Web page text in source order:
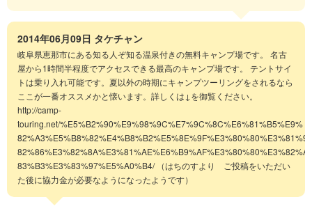
2014年06月09日 タケチャン
岐阜県恵那市にある知る人ぞ知る温泉付きの無料キャンプ場です。 名古
屋から1時間半程度でアクセスできる最高のキャンプ場です。 テントサイ
トは乗り入れ可能です。夏以外の時期にキャンプツーリングをされるなら
ここが一番オススメかと懐います。詳しくは↓を御覧ください。
http://camp-
touring.net/%E5%B2%90%E9%98%9C%E7%9C%8C%E6%81%B5%E9%
83%B3%E3%83%97%E5%A0%B4/ （はちのすより ご投稿をいただい
た後に協力金が必要なようになったようです）